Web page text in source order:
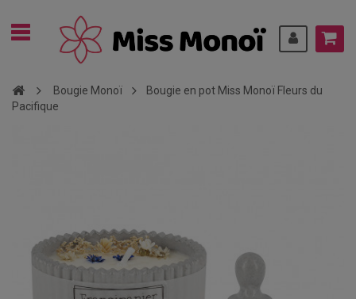
Bougie Monoï
Bougie en pot Miss Monoï Fleurs du
Pacifique